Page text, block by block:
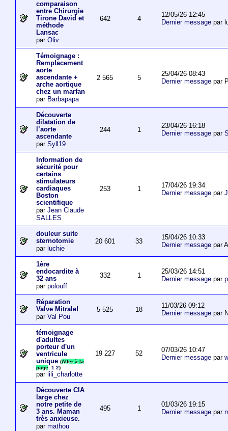
comparaison
entre Chirurgie
Tirone David et
méthode
Lansac
par Oliv
642 4
12/05/26 12:45
Dernier messagepar
Témoignage :
Remplacement
aorte
ascendante +
arche aortique
chez un marfan
par Barbapapa
2 565 5
25/04/26 08:43
Dernier messagepar
Découverte
dilatation de
l’aorte
ascendante
par Syll19
244 1
23/04/26 16:18
Dernier messagepar
Information de
sécurité pour
certains
stimulateurs
cardiaques
Boston
scientifique
par Jean Claude
SALLES
253 1
17/04/26 19:34
Dernier messagepar
douleur suite
sternotomie
par luchie
20 601 33
15/04/26 10:33
Dernier messagepar
1ère
endocardite à
32 ans
par polouff
332 1
25/03/26 14:51
Dernier messagepar
Réparation
Valve Mitrale!
par Val Pou
5 525 18
11/03/26 09:12
Dernier messagepar
témoignage
d'adultes
porteur d'un
ventricule
unique (Aller à la
page: 1 2)
par lili_charlotte
19 227 52
07/03/26 10:47
Dernier messagepar
Découverte CIA
large chez
notre petite de
3 ans. Maman
très anxieuse.
par mathou
495 1
01/03/26 19:15
Dernier messagepar